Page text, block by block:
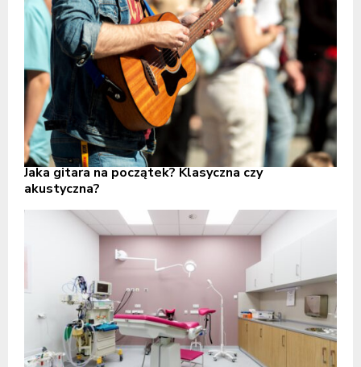
Jaka gitara na początek? Klasyczna czy
akustyczna?